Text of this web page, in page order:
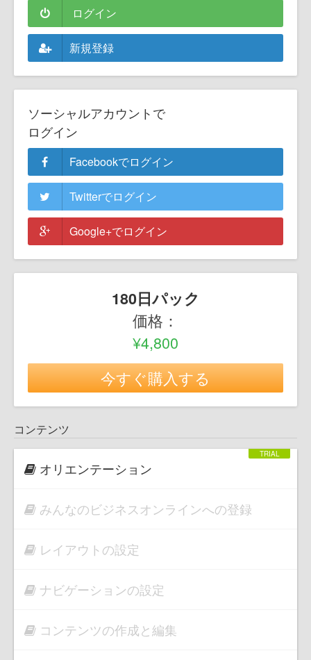
ログイン
新規登録
ソーシャルアカウントで
ログイン
Facebookでログイン
Twitterでログイン
Google+でログイン
180日パック
価格：
¥4,800
今すぐ購入する
コンテンツ
オリエンテーション
みんなのビジネスオンラインへの登録
レイアウトの設定
ナビゲーションの設定
コンテンツの作成と編集